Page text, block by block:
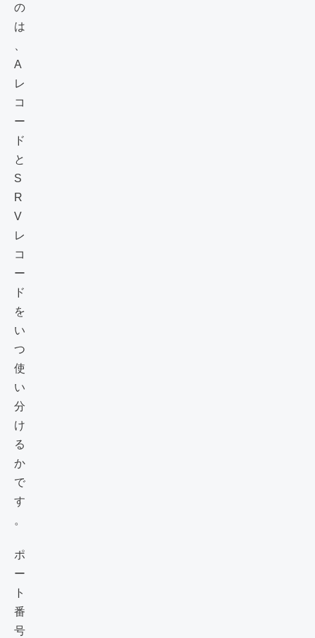
の
は
、
A
レ
コ
ー
ド
と
S
R
V
レ
コ
ー
ド
を
い
つ
使
い
分
け
る
か
で
す
。
ポ
ー
ト
番
号